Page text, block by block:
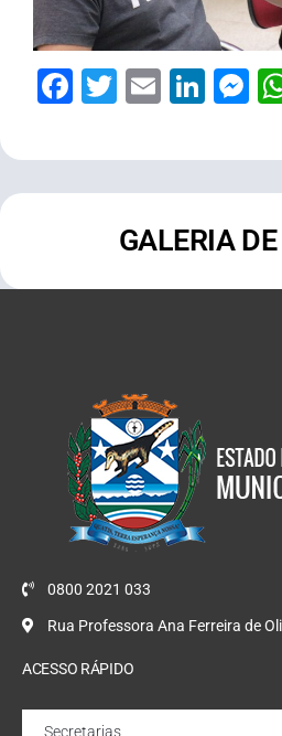
Facebook
Twitter
Email
GALERIA
0800 2021 033
Rua Professora Ana Ferreira de
ACESSO RÁPIDO
Secretarias